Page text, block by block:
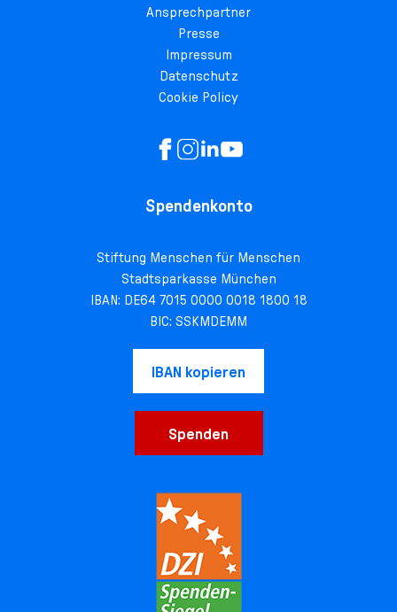
Ansprechpartner
Presse
Impressum
Datenschutz
Cookie Policy
Spendenkonto
Stiftung Menschen für Menschen
Stadtsparkasse München
IBAN: DE64 7015 0000 0018 1800 18
BIC: SSKMDEMM
IBAN kopieren
Spenden